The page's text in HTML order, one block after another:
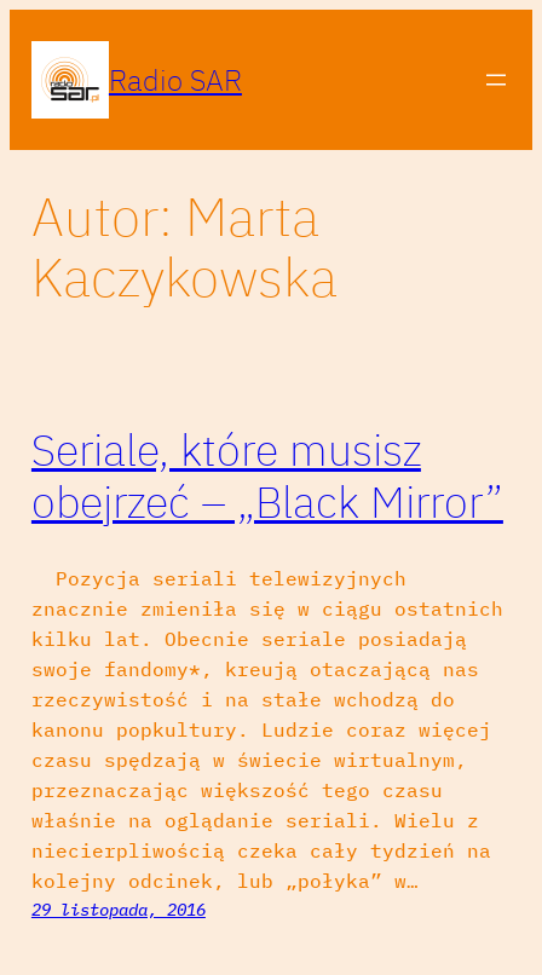
treści
Radio SAR
Autor: Marta
Kaczykowska
Seriale, które musisz
obejrzeć – „Black Mirror”
Pozycja seriali telewizyjnych
znacznie zmieniła się w ciągu ostatnich
kilku lat. Obecnie seriale posiadają
swoje fandomy*, kreują otaczającą nas
rzeczywistość i na stałe wchodzą do
kanonu popkultury. Ludzie coraz więcej
czasu spędzają w świecie wirtualnym,
przeznaczając większość tego czasu
właśnie na oglądanie seriali. Wielu z
niecierpliwością czeka cały tydzień na
kolejny odcinek, lub „połyka” w…
29 listopada, 2016